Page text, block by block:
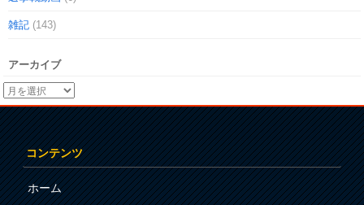
雑記 (143)
アーカイブ
コンテンツ
ホーム